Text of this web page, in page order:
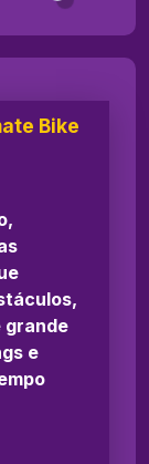
Bike
grande
e